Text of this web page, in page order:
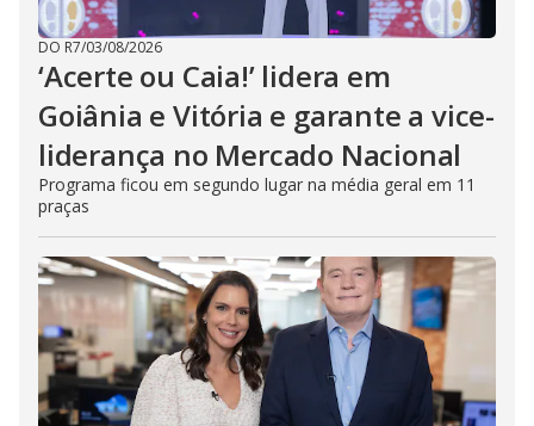
DO R7/03/08/2026
‘Acerte ou Caia!’ lidera em
Goiânia e Vitória e garante a vice-
liderança no Mercado Nacional
Programa ficou em segundo lugar na média geral em 11
praças